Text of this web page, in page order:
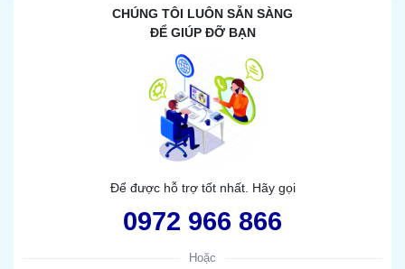
CHÚNG TÔI LUÔN SẴN SÀNG
ĐỂ GIÚP ĐỠ BẠN
Để được hỗ trợ tốt nhất. Hãy gọi
0972 966 866
Hoặc